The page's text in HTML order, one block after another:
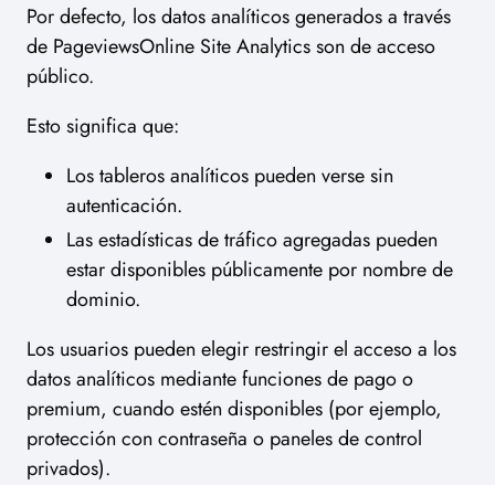
Por defecto, los datos analíticos generados a través
de PageviewsOnline Site Analytics son de acceso
público.
Esto significa que:
Los tableros analíticos pueden verse sin
autenticación.
Las estadísticas de tráfico agregadas pueden
estar disponibles públicamente por nombre de
dominio.
Los usuarios pueden elegir restringir el acceso a los
datos analíticos mediante funciones de pago o
premium, cuando estén disponibles (por ejemplo,
protección con contraseña o paneles de control
privados).